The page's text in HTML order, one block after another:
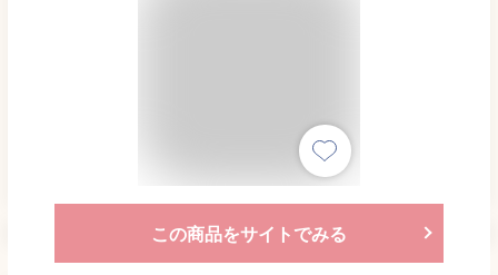
この商品をサイトでみる